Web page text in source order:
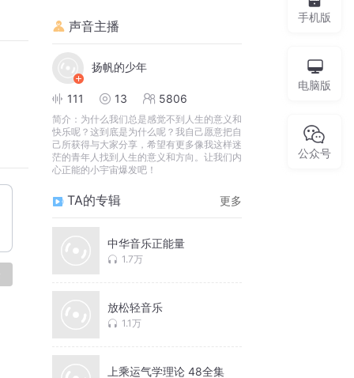
声音主播
扬帆的少年
111 13 5806
简介： 为什么我们总是感觉不到人生的意义和
快乐呢？这到底是为什么呢？我自己愿意把自
己所获得与大家分享，希望有更多像我这样迷
茫的青年人找到人生的意义和方向。让我们内
心正能的小宇宙爆发吧！
TA的专辑 更多
中华音乐正能量
1.7万
放松轻音乐
1.1万
上乘运气学理论 48全集
手机版
电脑版
公众号